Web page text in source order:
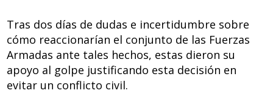
Tras dos días de dudas e incertidumbre sobre
cómo reaccionarían el conjunto de las Fuerzas
Armadas ante tales hechos, estas dieron su
apoyo al golpe justificando esta decisión en
evitar un conflicto civil.